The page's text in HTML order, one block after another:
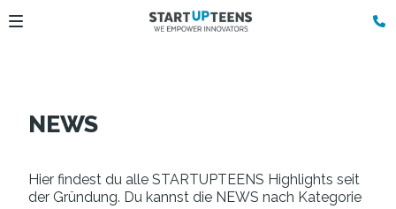
NEWS
Hier findest du alle STARTUPTEENS Highlights seit
der Gründung. Du kannst die NEWS nach Kategorie